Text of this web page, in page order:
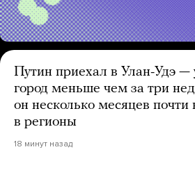
Путин приехал в Улан-Удэ —
город меньше чем за три
он несколько месяцев
в регионы
18 минут назад